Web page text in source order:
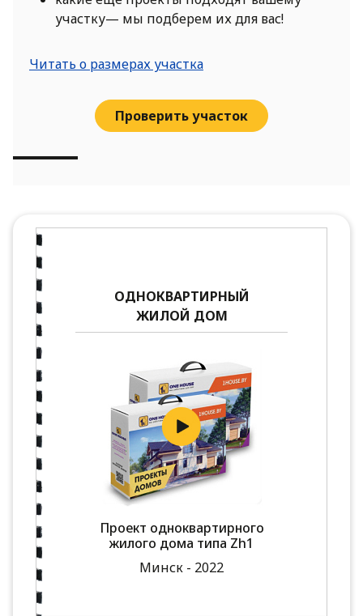
участку— мы подберем их для вас!
Читать о размерах участка
Проверить участок
ОДНОКВАРТИРНЫЙ
ЖИЛОЙ ДОМ
Проект одноквартирного
жилого дома типа Zh1
Минск - 2022